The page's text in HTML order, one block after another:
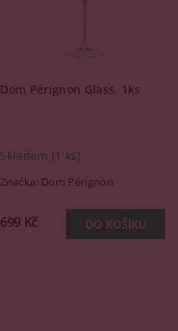
Dom Pérignon Glass, 1ks
Skladem (1 ks)
Značka: Dom Pérignon
699 Kč